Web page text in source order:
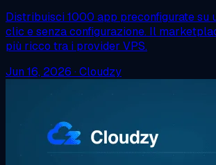
Distribuisci 1000 app preconfigurate su
clic e senza configurazione. Il
più ricco tra i provider VPS.
Jun 16, 2026 · Cloudzy